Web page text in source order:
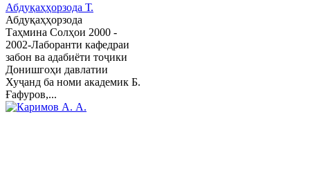
Абдуқаҳҳорзода Т.
Абдуқаҳҳорзода
Таҳмина Солҳои 2000 -
2002-Лаборанти кафедраи
забон ва адабиёти тоҷики
Донишгоҳи давлатии
Хуҷанд ба номи академик Б.
Ғафуров,...